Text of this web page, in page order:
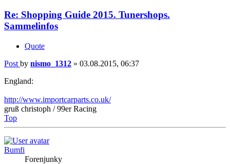
Re: Shopping Guide 2015. Tunershops.
Sammelinfos
Quote
Post by nismo_1312 » 03.08.2015, 06:37
England:
http://www.importcarparts.co.uk/
gruß christoph / 99er Racing
Top
Bumfi
Forenjunky